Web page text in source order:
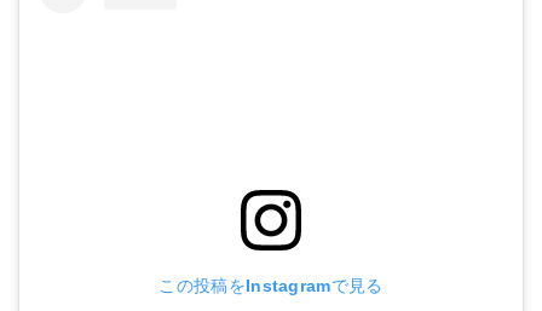
この投稿をInstagramで見る